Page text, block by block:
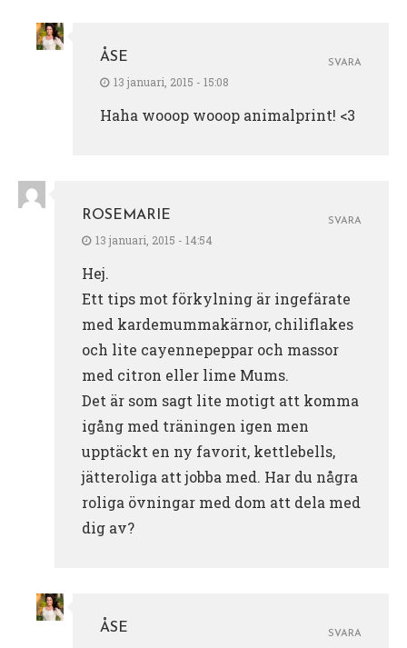
ÅSE
13 januari, 2015 - 15:08
Haha wooop wooop animalprint! <3
SVARA
ROSEMARIE
13 januari, 2015 - 14:54
Hej.
Ett tips mot förkylning är ingefärate
med kardemummakärnor, chiliflakes
och lite cayennepeppar och massor
med citron eller lime Mums.
Det är som sagt lite motigt att komma
igång med träningen igen men
upptäckt en ny favorit, kettlebells,
jätteroliga att jobba med. Har du några
roliga övningar med dom att dela med
dig av?
SVARA
ÅSE
SVARA